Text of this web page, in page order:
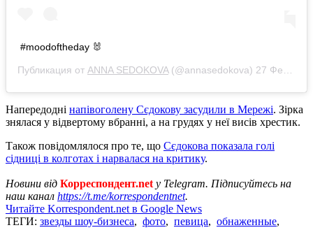
#moodoftheday 🐰
Публикация от ANNA SEDOKOVA(@annasedokova) 27 Фев 2019 в 2:11 PST
Напередодні напівоголену Сєдокову засудили в Мережі. Зірка
знялася у відвертому вбранні, а на грудях у неї висів хрестик.
Також повідомлялося про те, що Сєдокова показала голі
сідниці в колготах і нарвалася на критику.
Новини від Корреспондент.netу Telegram. Підписуйтесь на
наш канал https://t.me/korrespondentnet.
Читайте Korrespondent.net в Google News
ТЕГИ: звезды шоу-бизнеса, фото, певица, обнаженные,